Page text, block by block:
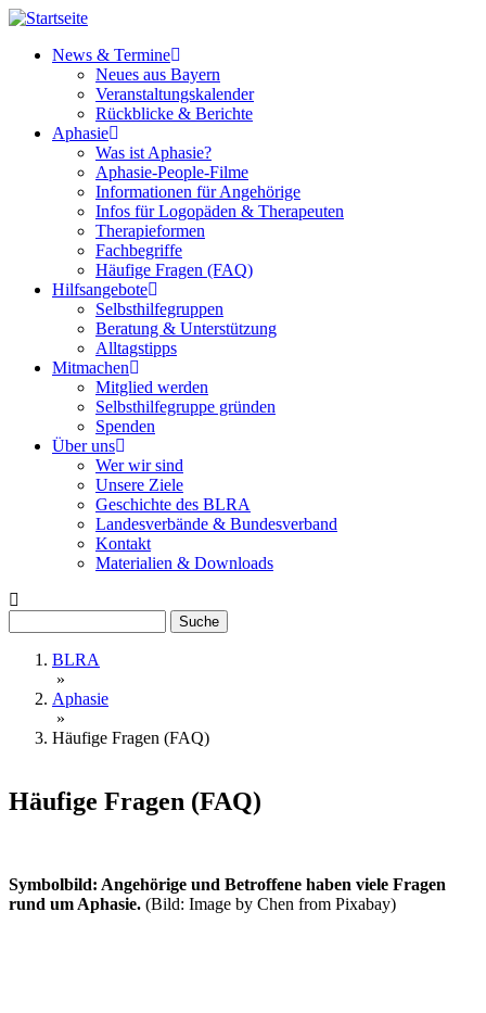
Direkt
Inhalt
navigation
News & Termine
Neues aus Bayern
Veranstaltungskalender
Rückblicke & Berichte
Aphasie
Was ist Aphasie?
Aphasie-People-Filme
Informationen für Angehörige
Infos für Logopäden & Therapeuten
Therapieformen
Fachbegriffe
Häufige Fragen (FAQ)
Hilfsangebote
Selbsthilfegruppen
Beratung & Unterstützung
Alltagstipps
Mitmachen
Mitglied werden
Selbsthilfegruppe gründen
Spenden
Über uns
Wer wir sind
Unsere Ziele
Geschichte des BLRA
Landesverbände & Bundesverband
Kontakt
Materialien & Downloads
BLRA
»
Aphasie
»
Häufige Fragen (FAQ)
Häufige Fragen (FAQ)
Symbolbild: Angehörige und Betroffene haben viele Fragen
rund um Aphasie. (Bild: Image by Chen from Pixabay)